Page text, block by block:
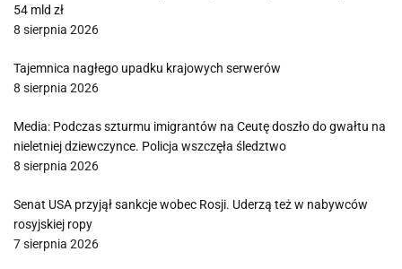
54 mld zł
8 sierpnia 2026
Tajemnica nagłego upadku krajowych serwerów
8 sierpnia 2026
Media: Podczas szturmu imigrantów na Ceutę doszło do gwałtu na
nieletniej dziewczynce. Policja wszczęła śledztwo
8 sierpnia 2026
Senat USA przyjął sankcje wobec Rosji. Uderzą też w nabywców
rosyjskiej ropy
7 sierpnia 2026